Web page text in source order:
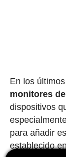
En los
monitores
dispositivos
para añadir
establecido